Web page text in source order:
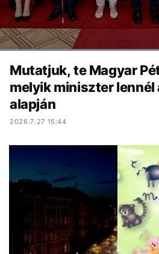
Mutatjuk, te Magyar
melyik miniszter
alapján
2026.7.27 15:44